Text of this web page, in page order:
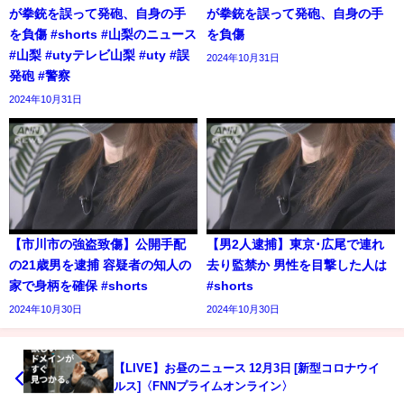
が拳銃を誤って発砲、自身の手
を負傷 #shorts #山梨のニュース
#山梨 #utyテレビ山梨 #uty #誤
発砲 #警察
2024年10月31日
が拳銃を誤って発砲、自身の手
を負傷
2024年10月31日
【市川市の強盗致傷】公開手配
の21歳男を逮捕 容疑者の知人の
家で身柄を確保 #shorts
2024年10月30日
【男2人逮捕】東京･広尾で連れ
去り監禁か 男性を目撃した人は
#shorts
2024年10月30日
【LIVE】お昼のニュース 12月3日 [新型コロナウイ
ルス]〈FNNプライムオンライン〉